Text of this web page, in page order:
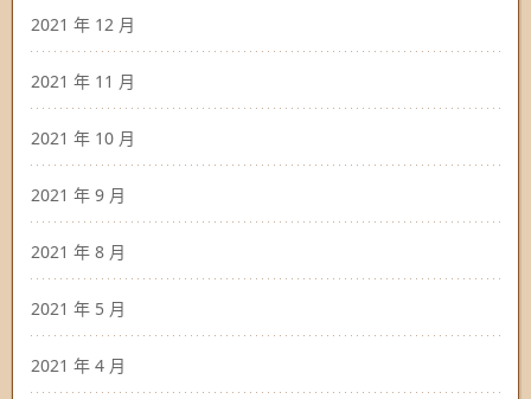
2021 年 12 月
2021 年 11 月
2021 年 10 月
2021 年 9 月
2021 年 8 月
2021 年 5 月
2021 年 4 月